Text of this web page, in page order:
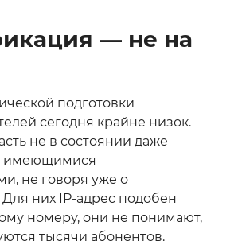
— не на
подготовки
сегодня крайне низок.
не в состоянии даже
имеющимися
не говоря уже о
них IP-адрес подобен
номеру, они не понимают,
тысячи абонентов.